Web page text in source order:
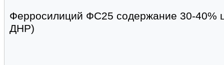
Ферросилиций ФС25 содержание 30-40%
ДНР)